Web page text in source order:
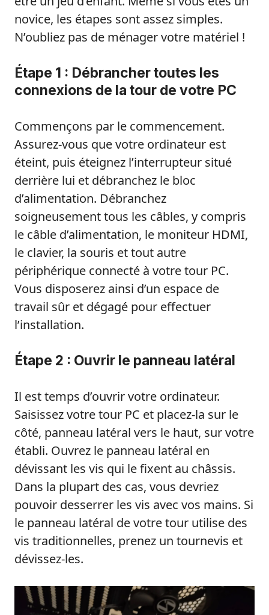
novice, les étapes sont assez simples.
N’oubliez pas de ménager votre matériel !
Étape 1 : Débrancher toutes les
connexions de la tour de votre PC
Commençons par le commencement.
Assurez-vous que votre ordinateur est
éteint, puis éteignez l’interrupteur situé
derrière lui et débranchez le bloc
d’alimentation. Débranchez
soigneusement tous les câbles, y compris
le câble d’alimentation, le moniteur HDMI,
le clavier, la souris et tout autre
périphérique connecté à votre tour PC.
Vous disposerez ainsi d’un espace de
travail sûr et dégagé pour effectuer
l’installation.
Étape 2 : Ouvrir le panneau latéral
Il est temps d’ouvrir votre ordinateur.
Saisissez votre tour PC et placez-la sur le
côté, panneau latéral vers le haut, sur votre
établi. Ouvrez le panneau latéral en
dévissant les vis qui le fixent au châssis.
Dans la plupart des cas, vous devriez
pouvoir desserrer les vis avec vos mains. Si
le panneau latéral de votre tour utilise des
vis traditionnelles, prenez un tournevis et
dévissez-les.